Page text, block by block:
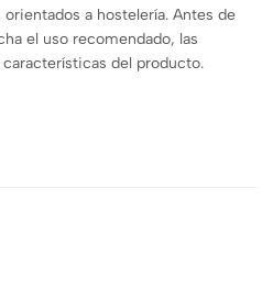
a hostelería. Antes de
el uso recomendado, las
del producto.